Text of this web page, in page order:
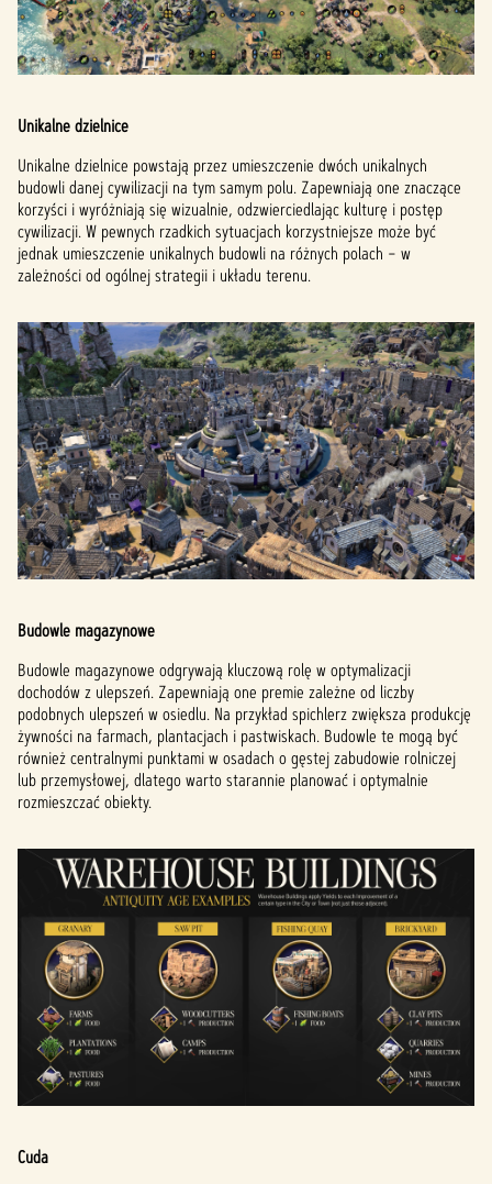
Unikalne dzielnice
Unikalne dzielnice powstają przez umieszczenie dwóch unikalnych
budowli danej cywilizacji na tym samym polu. Zapewniają one znaczące
korzyści i wyróżniają się wizualnie, odzwierciedlając kulturę i postęp
cywilizacji. W pewnych rzadkich sytuacjach korzystniejsze może być
jednak umieszczenie unikalnych budowli na różnych polach – w
zależności od ogólnej strategii i układu terenu.
Budowle magazynowe
Budowle magazynowe odgrywają kluczową rolę w optymalizacji
dochodów z ulepszeń. Zapewniają one premie zależne od liczby
podobnych ulepszeń w osiedlu. Na przykład spichlerz zwiększa produkcję
żywności na farmach, plantacjach i pastwiskach. Budowle te mogą być
również centralnymi punktami w osadach o gęstej zabudowie rolniczej
lub przemysłowej, dlatego warto starannie planować i optymalnie
rozmieszczać obiekty.
Cuda